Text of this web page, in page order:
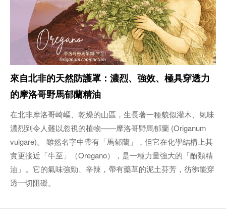
來自北非的天然防護罩：濃烈、強效、極具穿透力
的摩洛哥野馬郁蘭精油
在北非摩洛哥崎嶇、乾燥的山區，生長著一種貌似灌木、氣味
濃烈到令人難以忽視的植物——摩洛哥野馬郁蘭 (Origanum
vulgare)。 雖然名字中帶有「馬郁蘭」，但它在化學結構上其
實更接近「牛至」（Oregano），是一種力量強大的「酚類精
油」。它的氣味強勁、辛辣，帶有藥草的泥土芬芳，彷彿能穿
透一切阻礙。